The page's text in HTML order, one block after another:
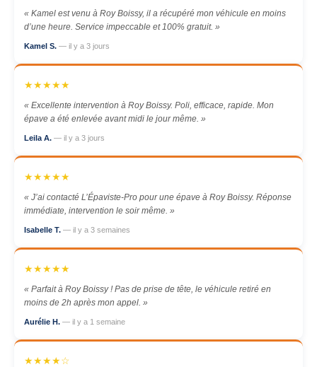
« Kamel est venu à Roy Boissy, il a récupéré mon véhicule en moins
d’une heure. Service impeccable et 100% gratuit. »
Kamel S. — il y a 3 jours
★★★★★
« Excellente intervention à Roy Boissy. Poli, efficace, rapide. Mon
épave a été enlevée avant midi le jour même. »
Leila A. — il y a 3 jours
★★★★★
« J’ai contacté L’Épaviste-Pro pour une épave à Roy Boissy. Réponse
immédiate, intervention le soir même. »
Isabelle T. — il y a 3 semaines
★★★★★
« Parfait à Roy Boissy ! Pas de prise de tête, le véhicule retiré en
moins de 2h après mon appel. »
Aurélie H. — il y a 1 semaine
★★★★☆